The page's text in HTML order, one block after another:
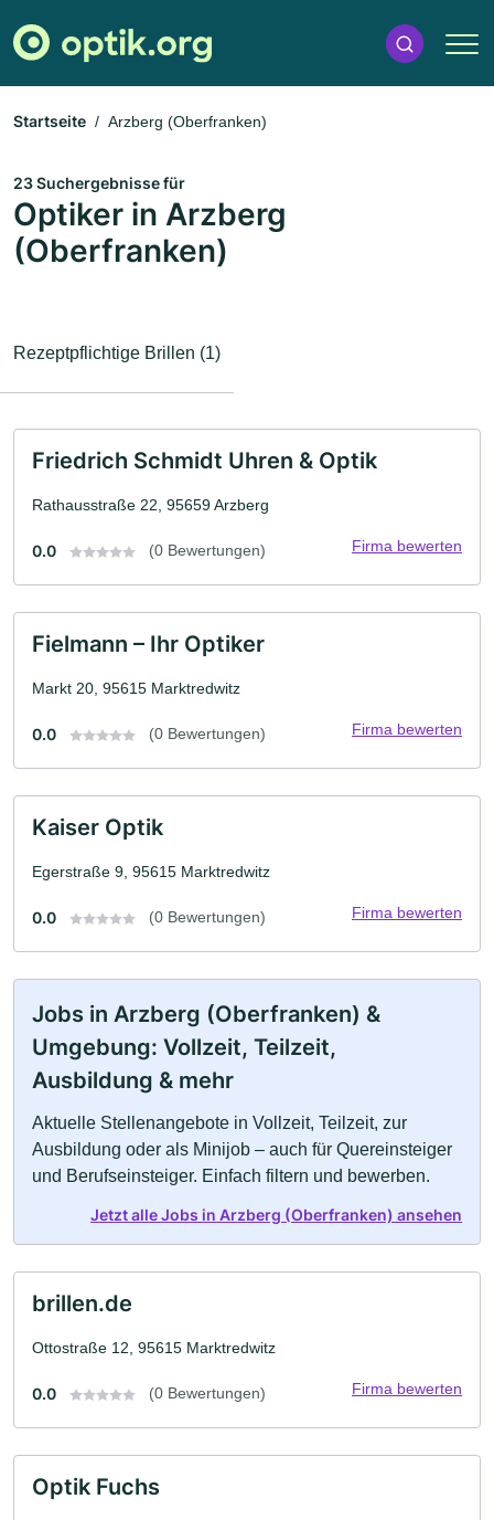
Startseite Arzberg (Oberfranken)
23 Suchergebnisse für
Optiker in Arzberg
(Oberfranken)
Rezeptpflichtige Brillen (1)
Friedrich Schmidt Uhren & Optik
Rathausstraße 22, 95659 Arzberg
0.0 (0 Bewertungen) Firma bewerten
Fielmann – Ihr Optiker
Markt 20, 95615 Marktredwitz
0.0 (0 Bewertungen) Firma bewerten
Kaiser Optik
Egerstraße 9, 95615 Marktredwitz
0.0 (0 Bewertungen) Firma bewerten
Jobs in Arzberg (Oberfranken) &
Umgebung: Vollzeit, Teilzeit,
Ausbildung & mehr
Aktuelle Stellenangebote in Vollzeit, Teilzeit, zur
Ausbildung oder als Minijob – auch für Quereinsteiger
und Berufseinsteiger. Einfach filtern und bewerben.
Jetzt alle Jobs in Arzberg (Oberfranken) ansehen
brillen.de
Ottostraße 12, 95615 Marktredwitz
0.0 (0 Bewertungen) Firma bewerten
Optik Fuchs